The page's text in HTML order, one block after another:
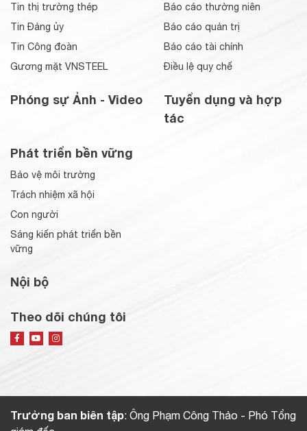
Tin thị trường thép
Tin Đảng ủy
Tin Công đoàn
Gương mặt VNSTEEL
Phóng sự Ảnh - Video
Báo cáo thường niên
Báo cáo quản trị
Báo cáo tài chính
Điều lệ quy chế
Tuyển dụng và hợp
tác
Phát triển bền vững
Bảo vệ môi trường
Trách nhiệm xã hội
Con người
Sáng kiến phát triển bền
vững
Nội bộ
Theo dõi chúng tôi
Trưởng ban biên tập: Ông Phạm Công Thảo - Phó Tổng